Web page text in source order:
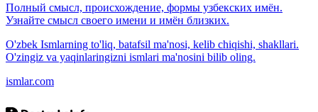
Полный смысл, происхождение, формы узбекских имён.
Узнайте смысл своего имени и имён близких.
O'zbek Ismlarning to'liq, batafsil ma'nosi, kelib chiqishi, shakllari.
O'zingiz va yaqinlaringizni ismlari ma'nosini bilib oling.
ismlar.com